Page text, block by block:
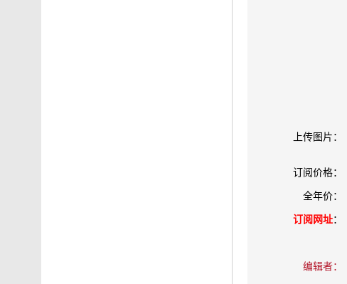
上传图片：
订阅价格：
全年价：
订阅网址：
编辑者：